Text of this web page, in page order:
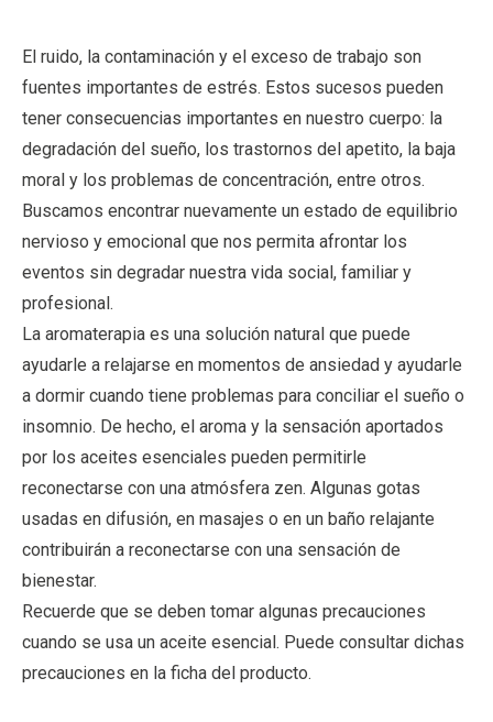
El ruido, la contaminación y el exceso de trabajo son
fuentes importantes de estrés. Estos sucesos pueden
tener consecuencias importantes en nuestro cuerpo: la
degradación del sueño, los trastornos del apetito, la baja
moral y los problemas de concentración, entre otros.
Buscamos encontrar nuevamente un estado de equilibrio
nervioso y emocional que nos permita afrontar los
eventos sin degradar nuestra vida social, familiar y
profesional.
La aromaterapia es una solución natural que puede
ayudarle a relajarse en momentos de ansiedad y ayudarle
a dormir cuando tiene problemas para conciliar el sueño o
insomnio. De hecho, el aroma y la sensación aportados
por los aceites esenciales pueden permitirle
reconectarse con una atmósfera zen. Algunas gotas
usadas en difusión, en masajes o en un baño relajante
contribuirán a reconectarse con una sensación de
bienestar.
Recuerde que se deben tomar algunas precauciones
cuando se usa un aceite esencial. Puede consultar dichas
precauciones en la ficha del producto.